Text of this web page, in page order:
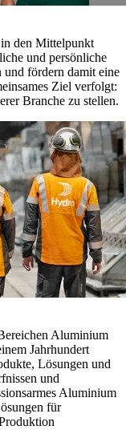
den Mittelpunkt
und persönliche
fördern damit eine
Ziel verfolgt:
Branche zu stellen.
Aluminium
Jahrhundert
Lösungen und
und
Aluminium
für